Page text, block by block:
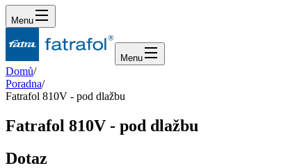
Menu
Menu
Domů/
Poradna/
Fatrafol 810V - pod dlažbu
Fatrafol 810V - pod dlažbu
Dotaz